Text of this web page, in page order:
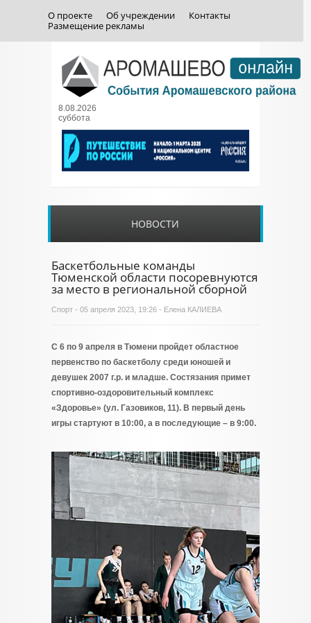
О проекте Об учреждении
Контакты
Размещение рекламы
8.08.2026
суббота
НОВОСТИ
Баскетбольные команды
Тюменской области посоревнуются
за место в региональной сборной
Спорт - 05 апреля 2023, 19:26 - Елена КАЛИЕВА
С 6 по 9 апреля в Тюмени пройдет областное
первенство по баскетболу среди юношей и
девушек 2007 г.р. и младше. Состязания примет
спортивно-оздоровительный комплекс
«Здоровье» (ул. Газовиков, 11). В первый день
игры стартуют в 10:00, а в последующие – в 9:00.